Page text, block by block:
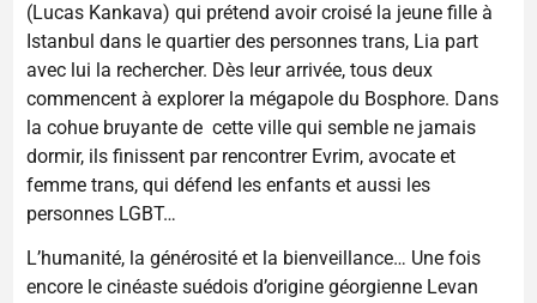
(Lucas Kankava) qui prétend avoir croisé la jeune fille à
Istanbul dans le quartier des personnes trans, Lia part
avec lui la rechercher. Dès leur arrivée, tous deux
commencent à explorer la mégapole du Bosphore. Dans
la cohue bruyante de cette ville qui semble ne jamais
dormir, ils finissent par rencontrer Evrim, avocate et
femme trans, qui défend les enfants et aussi les
personnes LGBT…
L’humanité, la générosité et la bienveillance… Une fois
encore le cinéaste suédois d’origine géorgienne Levan